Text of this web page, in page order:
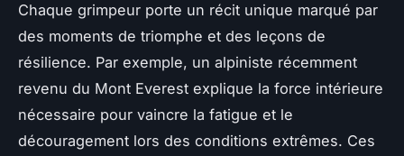
Chaque grimpeur porte un récit unique marqué par
des moments de triomphe et des leçons de
résilience. Par exemple, un alpiniste récemment
revenu du Mont Everest explique la force intérieure
nécessaire pour vaincre la fatigue et le
découragement lors des conditions extrêmes. Ces